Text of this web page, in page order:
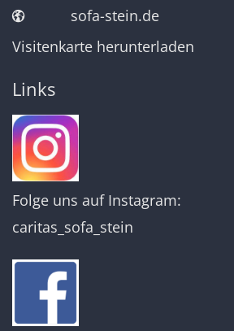
sofa-stein.de
Visitenkarte herunterladen
Links
Folge uns auf Instagram:
caritas_sofa_stein